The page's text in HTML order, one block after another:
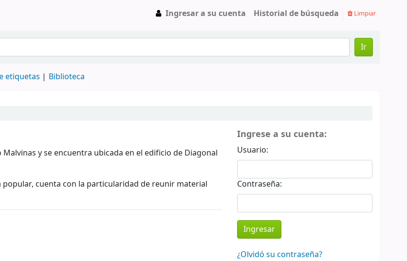
Ingresar a su cuenta Historial de búsqueda Limpiar
Ir
etiquetas Biblioteca
y se encuentra ubicada en el edificio de Diagonal
cuenta con la particularidad de reunir material
Ingrese a su cuenta:
Usuario:
Contraseña:
¿Olvidó su contraseña?